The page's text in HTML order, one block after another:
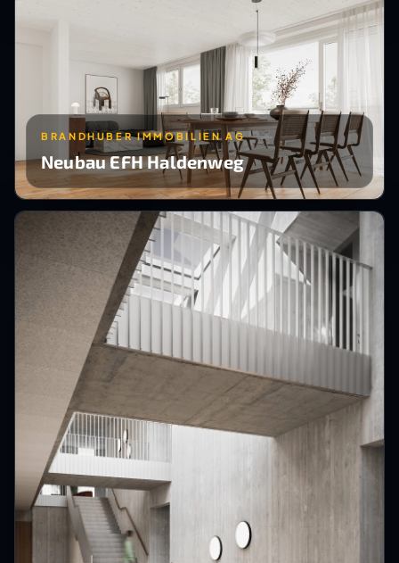
BRANDHUBER IMMOBILIEN AG
Neubau EFH Haldenweg